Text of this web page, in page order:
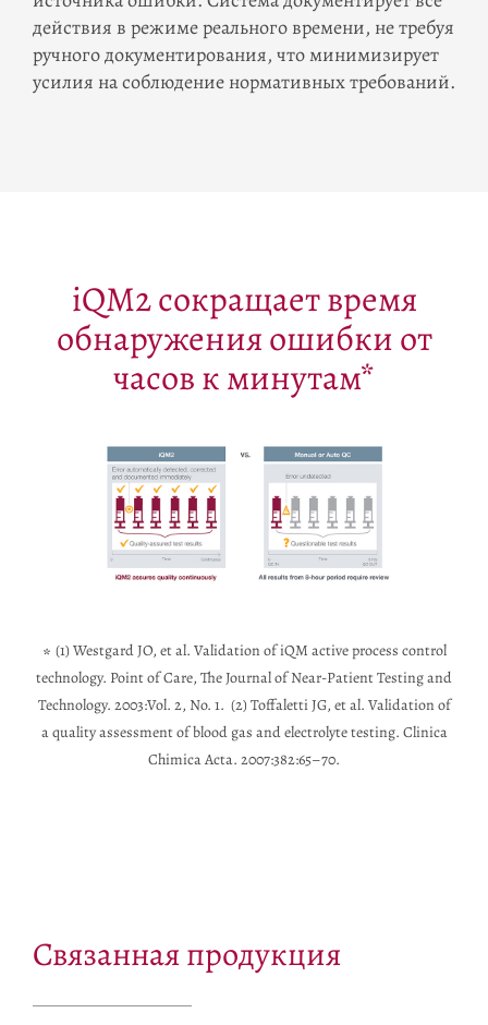
действия в режиме реального времени, не требуя
ручного документирования, что минимизирует
усилия на соблюдение нормативных требований.
iQM2 сокращает время
обнаружения ошибки от
часов к минутам*
* (1) Westgard JO, et al. Validation of iQM active process control
technology. Point of Care, The Journal of Near-Patient Testing and
Technology. 2003:Vol. 2, No. 1. (2) Toffaletti JG, et al. Validation of
a quality assessment of blood gas and electrolyte testing. Clinica
Chimica Acta. 2007:382:65–70.
Связанная продукция